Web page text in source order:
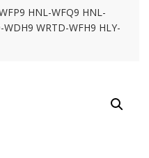
HNL-WFQ9 HNL-
WRTD-WFH9 HLY-